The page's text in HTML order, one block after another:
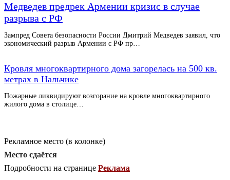
Медведев предрек Армении кризис в случае
разрыва с РФ
Зампред Совета безопасности России Дмитрий Медведев заявил, что
экономический разрыв Армении с РФ пр…
Кровля многоквартирного дома загорелась на 500 кв.
метрах в Нальчике
Пожарные ликвидируют возгорание на кровле многоквартирного
жилого дома в столице…
Рекламное место (в колонке)
Место сдаётся
Подробности на странице Реклама